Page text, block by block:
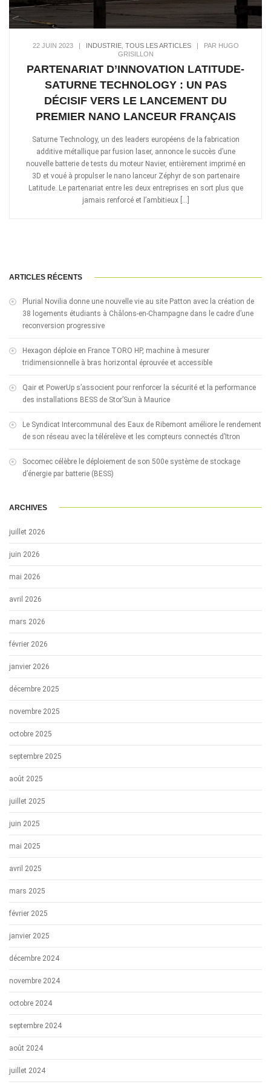
22 JUIN 2023| INDUSTRIE, TOUS LES ARTICLES|
PAR HUGO
GRISILLON
PARTENARIAT D’INNOVATION LATITUDE-
SATURNE TECHNOLOGY : UN PAS
DÉCISIF VERS LE LANCEMENT DU
PREMIER NANO LANCEUR FRANÇAIS
Saturne Technology, un des leaders européens de la fabrication
additive métallique par fusion laser, annonce le succès d’une
nouvelle batterie de tests du moteur Navier, entièrement imprimé en
3D et voué à propulser le nano lanceur Zéphyr de son partenaire
Latitude. Le partenariat entre les deux entreprises en sort plus que
jamais renforcé et l’ambitieux […]
ARTICLES RÉCENTS
Plurial Novilia donne une nouvelle vie au site Patton avec la création de
38 logements étudiants à Châlons-en-Champagne dans le cadre d’une
reconversion progressive
Hexagon déploie en France TORO HP, machine à mesurer
tridimensionnelle à bras horizontal éprouvée et accessible
Qair et PowerUp s’associent pour renforcer la sécurité et la performance
des installations BESS de Stor’Sun à Maurice
Le Syndicat Intercommunal des Eaux de Ribemont améliore le rendement
de son réseau avec la télérelève et les compteurs connectés d’Itron
Socomec célèbre le déploiement de son 500e système de stockage
d’énergie par batterie (BESS)
ARCHIVES
juillet 2026
juin 2026
mai 2026
avril 2026
mars 2026
février 2026
janvier 2026
décembre 2025
novembre 2025
octobre 2025
septembre 2025
août 2025
juillet 2025
juin 2025
mai 2025
avril 2025
mars 2025
février 2025
janvier 2025
décembre 2024
novembre 2024
octobre 2024
septembre 2024
août 2024
juillet 2024